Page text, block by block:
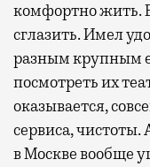
комфортно жить.
сглазить. Имел
разным крупным
посмотреть их
оказывается,
сервиса, чистоты.
в Москве вообще